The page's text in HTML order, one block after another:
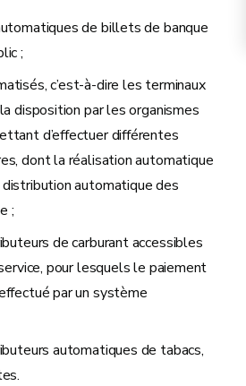
de billets de banque
;
c’est-à-dire les terminaux
disposition par les organismes
d’effectuer différentes
dont la réalisation automatique
automatique des
;
de carburant accessibles
pour lesquels le paiement
par un système
automatiques de tabacs,